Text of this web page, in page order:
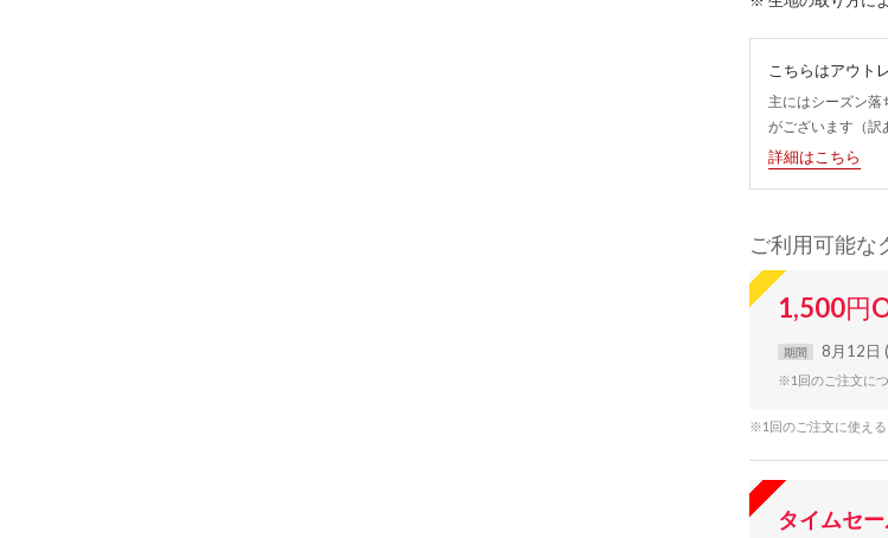
こちらはアウト
主にはシーズン
がございます（訳
詳細はこちら
ご利用可能な
1,500円
期間 8月12日
※1回のご注文につ
※1回のご注文に使える
タイムセ